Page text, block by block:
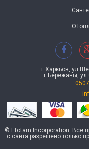
г.Харкьов,
г.Бережаны,
© Etotam Incorporation. Все
с сайта разрешено только